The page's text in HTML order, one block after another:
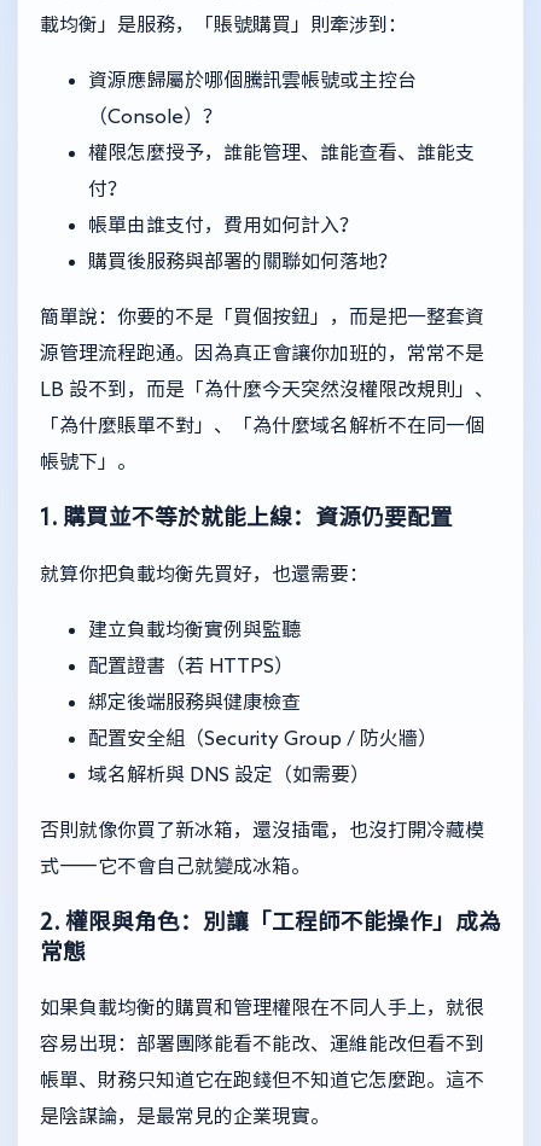
載均衡」是服務，「賬號購買」則牽涉到：
資源應歸屬於哪個騰訊雲帳號或主控台
（Console）？
權限怎麼授予，誰能管理、誰能查看、誰能支
付？
帳單由誰支付，費用如何計入？
購買後服務與部署的關聯如何落地？
簡單說：你要的不是「買個按鈕」，而是把一整套資
源管理流程跑通。因為真正會讓你加班的，常常不是
LB 設不到，而是「為什麼今天突然沒權限改規則」、
「為什麼賬單不對」、「為什麼域名解析不在同一個
帳號下」。
1. 購買並不等於就能上線：資源仍要配置
就算你把負載均衡先買好，也還需要：
建立負載均衡實例與監聽
配置證書（若 HTTPS）
綁定後端服務與健康檢查
配置安全組（Security Group / 防火牆）
域名解析與 DNS 設定（如需要）
否則就像你買了新冰箱，還沒插電，也沒打開冷藏模
式——它不會自己就變成冰箱。
2. 權限與角色：別讓「工程師不能操作」成為
常態
如果負載均衡的購買和管理權限在不同人手上，就很
容易出現：部署團隊能看不能改、運維能改但看不到
帳單、財務只知道它在跑錢但不知道它怎麼跑。這不
是陰謀論，是最常見的企業現實。